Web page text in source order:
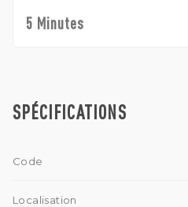
5 Minutes
SPÉCIFICATIONS
Code
Localisation